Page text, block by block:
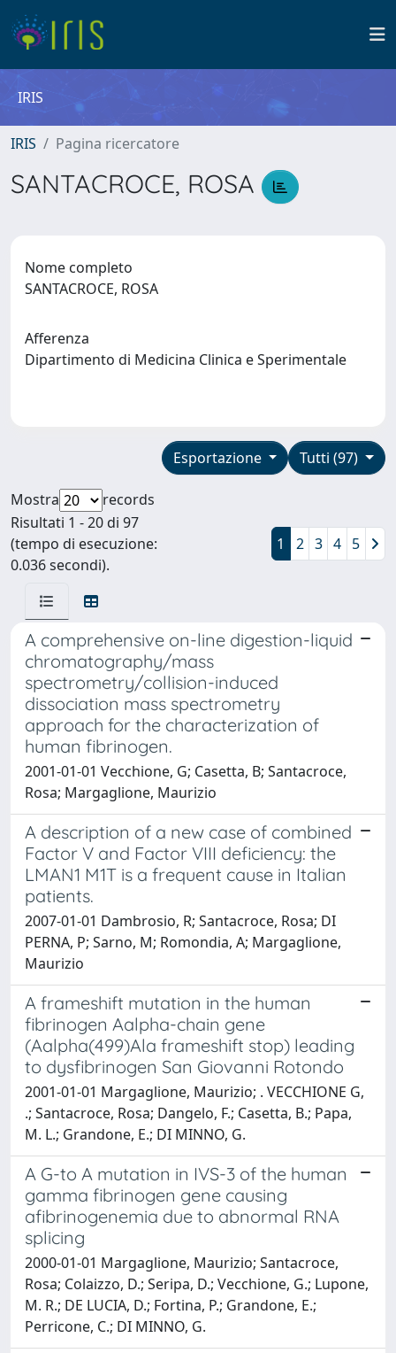
IRIS
IRIS Pagina ricercatore
SANTACROCE, ROSA
Nome completo
SANTACROCE, ROSA
Afferenza
Dipartimento di Medicina Clinica e Sperimentale
Tutti (97)
Esportazione
Mostra
records
Risultati 1 - 20 di 97
(tempo di esecuzione:
0.036 secondi).
1 2 3 4 5
A comprehensive on-line digestion-liquid
chromatography/mass
spectrometry/collision-induced
dissociation mass spectrometry
approach for the characterization of
human fibrinogen.
2001-01-01 Vecchione, G; Casetta, B; Santacroce,
Rosa; Margaglione, Maurizio
A description of a new case of combined
Factor V and Factor VIII deficiency: the
LMAN1 M1T is a frequent cause in Italian
patients.
2007-01-01 Dambrosio, R; Santacroce, Rosa; DI
PERNA, P; Sarno, M; Romondia, A; Margaglione,
Maurizio
A frameshift mutation in the human
fibrinogen Aalpha-chain gene
(Aalpha(499)Ala frameshift stop) leading
to dysfibrinogen San Giovanni Rotondo
2001-01-01 Margaglione, Maurizio; . VECCHIONE G,
.; Santacroce, Rosa; Dangelo, F.; Casetta, B.; Papa,
M. L.; Grandone, E.; DI MINNO, G.
A G-to A mutation in IVS-3 of the human
gamma fibrinogen gene causing
afibrinogenemia due to abnormal RNA
splicing
2000-01-01 Margaglione, Maurizio; Santacroce,
Rosa; Colaizzo, D.; Seripa, D.; Vecchione, G.; Lupone,
M. R.; DE LUCIA, D.; Fortina, P.; Grandone, E.;
Perricone, C.; DI MINNO, G.